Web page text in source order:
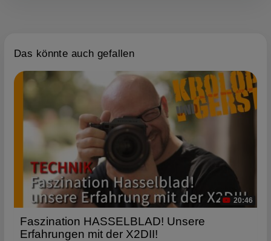
Das könnte auch gefallen
20:46
Faszination HASSELBLAD! Unsere
Erfahrungen mit der X2DII!